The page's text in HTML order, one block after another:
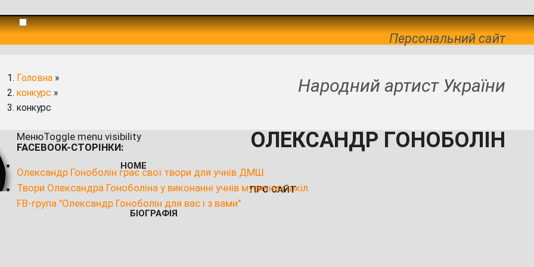
Персональний сайт
Народний артист України
ОЛЕКСАНДР ГОНОБОЛІН
МенюToggle menu visibility
HOME
ПРО САЙТ
БІОГРАФІЯ
Головна »
конкурс »
конкурс
FACEBOOK-СТОРІНКИ:
Олександр Гоноболін грає свої твори для учнів ДМШ
Твори Олександра Гоноболіна у виконанні учнів музичних шкіл
FB-група "Олександр Гоноболін для вас і з вами"